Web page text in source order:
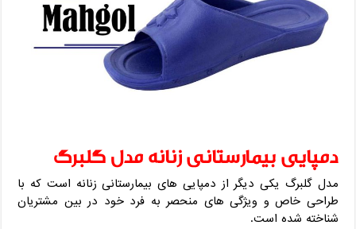
دمپایی بیمارستانی زنانه مدل گلبرگ
مدل گلبرگ یکی دیگر از دمپایی های بیمارستانی زنانه است که با
طراحی خاص و ویژگی های منحصر به فرد خود در بین مشتریان
شناخته شده است.